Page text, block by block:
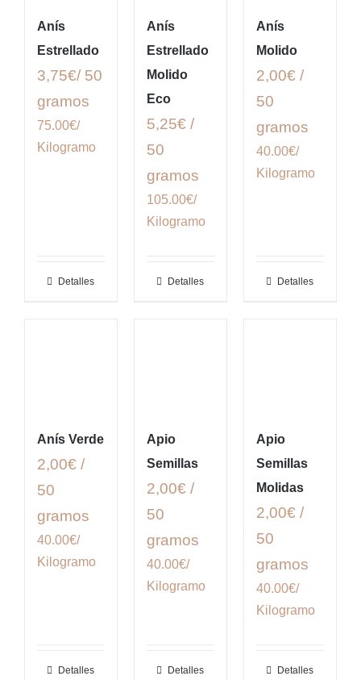
Anís
Estrellado
3,75€/ 50
gramos
75.00€/
Kilogramo
Detalles
Anís
Estrellado
Molido
Eco
5,25€ /
50
gramos
105.00€/
Kilogramo
Detalles
Anís
Molido
2,00€ /
50
gramos
40.00€/
Kilogramo
Detalles
Anís Verde
2,00€ /
50
gramos
40.00€/
Kilogramo
Detalles
Apio
Semillas
2,00€ /
50
gramos
40.00€/
Kilogramo
Detalles
Apio
Semillas
Molidas
2,00€ /
50
gramos
40.00€/
Kilogramo
Detalles